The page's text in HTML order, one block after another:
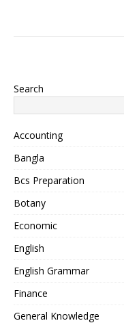
Search
Accounting
Bangla
Bcs Preparation
Botany
Economic
English
English Grammar
Finance
General Knowledge